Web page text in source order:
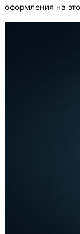
оформления на